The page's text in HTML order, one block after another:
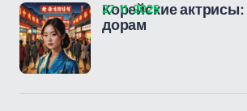
Корейские
дорам
27-11-2025